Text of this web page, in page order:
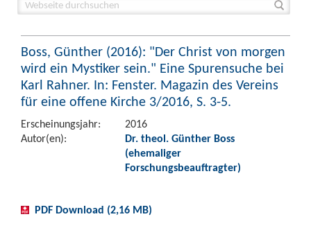
Boss, Günther (2016): "Der Christ von morgen
wird ein Mystiker sein." Eine Spurensuche bei
Karl Rahner. In: Fenster. Magazin des Vereins
für eine offene Kirche 3/2016, S. 3-5.
Erscheinungsjahr:
2016
Autor(en):
Dr. theol. Günther Boss
(ehemaliger
Forschungsbeauftragter)
PDF Download (2,16 MB)